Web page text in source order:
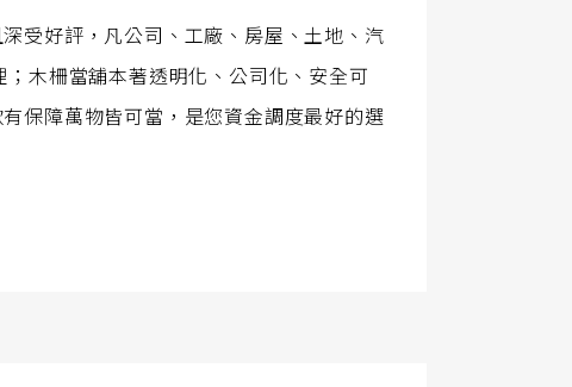
受好評，凡公司、工廠、房屋、土地、汽
木柵當舖本著透明化、公司化、安全可
保障萬物皆可當，是您資金調度最好的選